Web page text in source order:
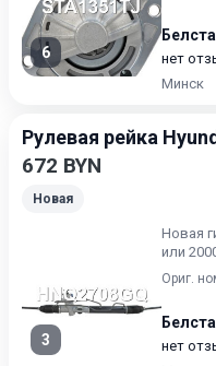
6
нет
Минск
Рулевая рейка
672 BYN
Новая
3
Новая
или
Ориг.
нет